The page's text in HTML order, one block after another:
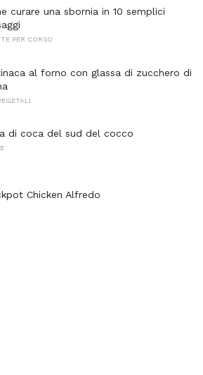
curare una sbornia in 10 semplici
PER CORSO
al forno con glassa di zucchero di
di coca del sud del cocco
Chicken Alfredo